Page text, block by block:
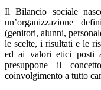
Il Bilancio sociale
un’organizzazione
(genitori, alunni,
le scelte, i risultati e le
ed ai valori etici posti
presuppone il
coinvolgimento a tutto